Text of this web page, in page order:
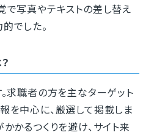
で写真やテキストの差し替え
でした。
。求職者の方を主なターゲット
を中心に、厳選して掲載しま
かるつくりを避け、サイト来